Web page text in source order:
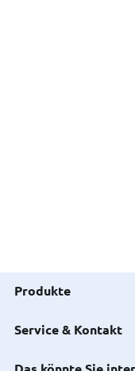
Produkte
Service & Kontakt